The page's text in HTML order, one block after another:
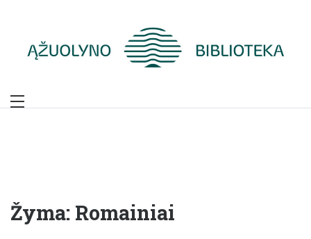
Žymūs Kauno
Žyma: Romainiai